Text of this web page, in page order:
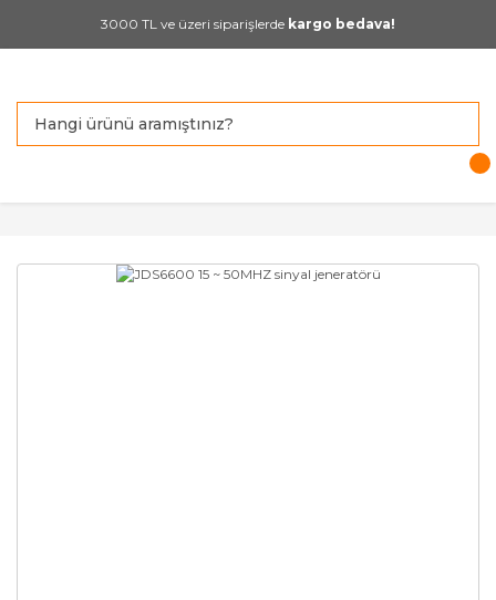
3000 TL ve üzeri siparişlerde kargo bedava!